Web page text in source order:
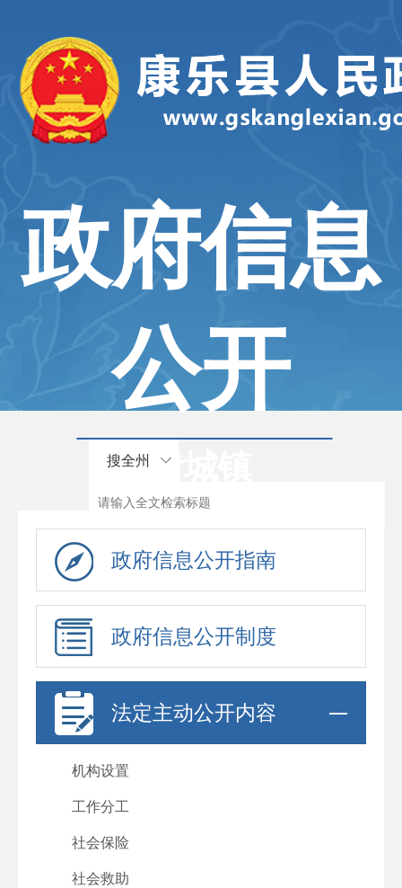
政府信息
公开
附城镇
搜全州
政府信息公开指南
政府信息公开制度
法定主动公开内容
机构设置
工作分工
社会保险
社会救助